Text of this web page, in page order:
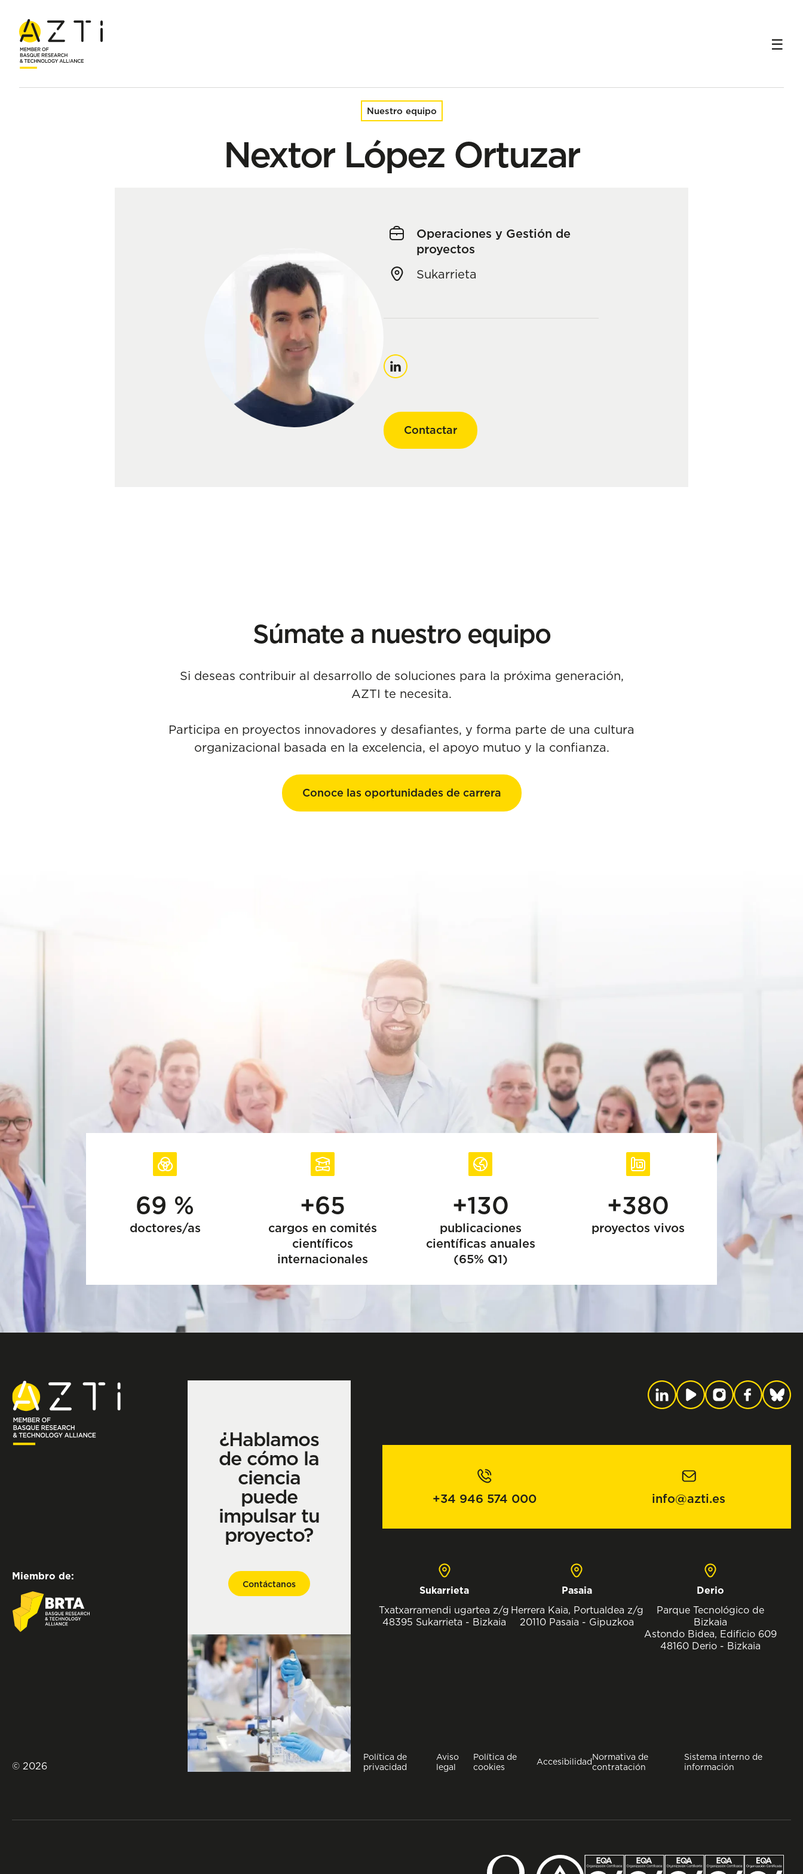
Inicio Equipo Nextor López Ortuzar
Nuestro equipo
Nextor López Ortuzar
Operaciones y Gestión de
proyectos
Sukarrieta
Linkedin
Contactar
Súmate a nuestro equipo
Si deseas contribuir al desarrollo de soluciones para la próxima generación,
AZTI te necesita.
Participa en proyectos innovadores y desafiantes, y forma parte de una cultura
organizacional basada en la excelencia, el apoyo mutuo y la confianza.
Conoce las oportunidades de carrera
69 %
doctores/as
+65
cargos en comités
científicos
internacionales
+130
publicaciones
científicas anuales
(65% Q1)
+380
proyectos vivos
Miembro de:
© 2026
¿Hablamos
de cómo la
ciencia
puede
impulsar tu
proyecto?
Contáctanos
+34 946 574 000 info@azti.es
Sukarrieta
Txatxarramendi ugartea z/g
48395 Sukarrieta - Bizkaia
Pasaia
Herrera Kaia, Portualdea z/g
20110 Pasaia - Gipuzkoa
Derio
Parque Tecnológico de
Bizkaia
Astondo Bidea, Edificio 609
48160 Derio - Bizkaia
Política de
privacidad
Aviso
legal
Política de
cookies
AccesibilidadNormativa de
contratación
Sistema interno de
información